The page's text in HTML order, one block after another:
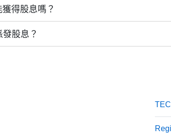
interested in consistent income, keeping
者信賴其年復一年的穩定分紅.
快速擴張行業）往往保留利潤用於業務擴張.
得股息嗎？
息權即歸屬投資者. 即使次日（除息日當天或之
股息？
息金額將從您的帳戶扣除.